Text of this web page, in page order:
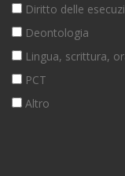
Diritto delle
Deontologia
Lingua, scrittura,
PCT
Altro